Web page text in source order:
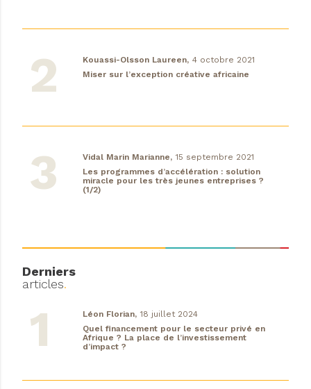
Kouassi-Olsson Laureen, 4 octobre 2021
Miser sur l’exception créative africaine
Vidal Marin Marianne, 15 septembre 2021
Les programmes d’accélération : solution
miracle pour les très jeunes entreprises ?
(1/2)
Derniers
articles.
Léon Florian, 18 juillet 2024
Quel financement pour le secteur privé en
Afrique ? La place de l’investissement
d’impact ?